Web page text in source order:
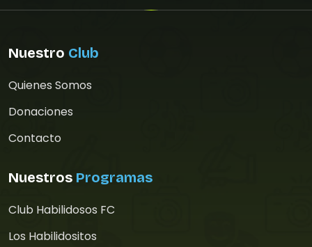
Nuestro Club
Quienes Somos
Donaciones
Contacto
Nuestros Programas
Club Habilidosos FC
Los Habilidositos